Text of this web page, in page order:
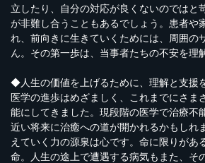
立したり、自分の対応が良くないのではと
が非難し合うこともあるでしょう。患者や
れ、前向きに生きていくためには、周囲の
ん。その第一歩は、当事者たちの不安を理
◆人生の価値を上げるために、理解と支援
医学の進歩はめざましく、これまでにさま
能にしてきました。現段階の医学で治療不
近い将来に治癒への道が開かれるかもしれ
えていく力の源泉は心です。命に限りがあ
命。人生の途上で遭遇する病気もまた、そ